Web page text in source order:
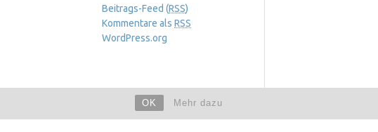
OK Mehr dazu
Beitrags-Feed (RSS)
Kommentare alsRSS
WordPress.org